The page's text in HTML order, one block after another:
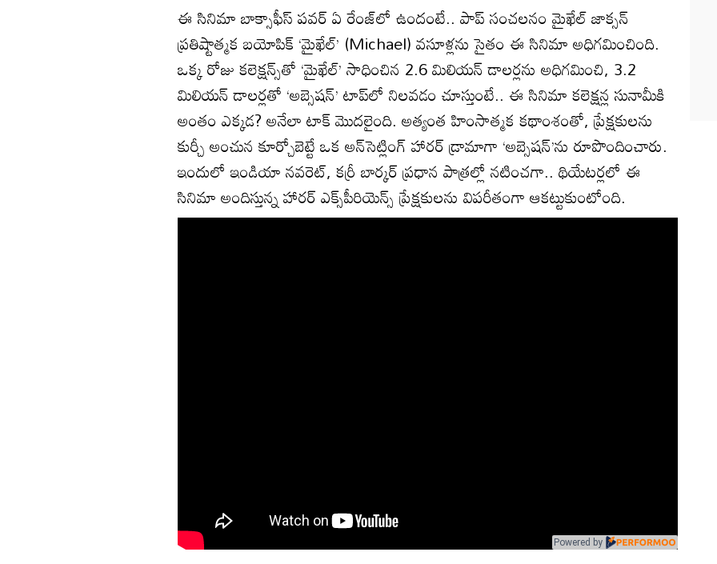
ఈ సినిమా బాక్సాఫీస్ పవర్ ఏ రేంజ్‌లో ఉందంటే.. పాప్ సంచలనం మైఖేల్ జాక్సన్
ప్రతిష్టాత్మక బయోపిక్ ‘మైఖేల్’ (Michael) వసూళ్లను సైతం ఈ సినిమా అధిగమించింది.
ఒక్క రోజు కలెక్షన్స్‌‌తో ‘మైఖేల్’ సాధించిన 2.6 మిలియన్ డాలర్లను అధిగమించి, 3.2
మిలియన్ డాలర్లతో ‘అబ్సెషన్’ టాప్‌లో నిలవడం చూస్తుంటే.. ఈ సినిమా కలెక్షన్ల సునామీకి
అంతం ఎక్కడ? అనేలా టాక్ మొదలైంది. అత్యంత హింసాత్మక కథాంశంతో, ప్రేక్షకులను
కుర్చీ అంచున కూర్చోబెట్టే ఒక అన్‌సెట్లింగ్ హారర్ డ్రామాగా ‘అబ్సెషన్’ను రూపొందించారు.
ఇందులో ఇండియా నవరెట్, కర్రీ బార్కర్ ప్రధాన పాత్రల్లో నటించగా.. థియేటర్లలో ఈ
సినిమా అందిస్తున్న హారర్ ఎక్స్‌పీరియెన్స్ ప్రేక్షకులను విపరీతంగా ఆకట్టుకుంటోంది.
Powered by